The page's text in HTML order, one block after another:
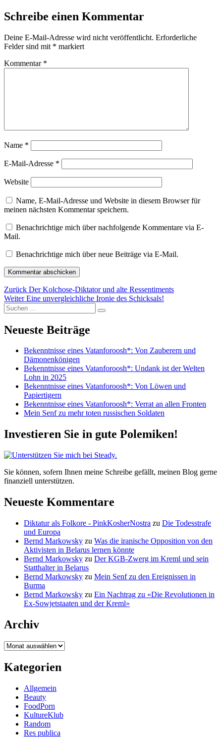
Schreibe einen Kommentar
Deine E-Mail-Adresse wird nicht veröffentlicht. Erforderliche
Felder sind mit * markiert
Kommentar *
Name *
E-Mail-Adresse *
Website
Name, E-Mail-Adresse und Website in diesem Browser für
meinen nächsten Kommentar speichern.
Benachrichtige mich über nachfolgende Kommentare via E-
Mail.
Benachrichtige mich über neue Beiträge via E-Mail.
Beitragsnavigation
Zurück Vorheriger
Beitrag:
Der Kolchose-Diktator und alte Ressentiments
Weiter Nächster
Beitrag:
Eine unvergleichliche Ironie des Schicksals!
Suchen
nach:
Suchen
Neueste Beiträge
Bekenntnisse eines Vatanforoosh*: Von Zauberern und
Dämonenkönigen
Bekenntnisse eines Vatanforoosh*: Undank ist der Welten
Lohn in 2025
Bekenntnisse eines Vatanforoosh*: Von Löwen und
Papiertigern
Bekenntnisse eines Vatanforoosh*: Verrat an allen Fronten
Mein Senf zu mehr toten russischen Soldaten
Investieren Sie in gute Polemiken!
Sie können, sofern Ihnen meine Schreibe gefällt, meinen Blog gerne
finanziell unterstützen.
Neueste Kommentare
Diktatur als Folkore - PinkKosherNostra zu Die Todesstrafe
und Europa
Bernd Markowsky zu Was die iranische Opposition von den
Aktivisten in Belarus lernen könnte
Bernd Markowsky zu Der KGB-Zwerg im Kreml und sein
Statthalter in Belarus
Bernd Markowsky zu Mein Senf zu den Ereignissen in
Burma
Bernd Markowsky zu Ein Nachtrag zu «Die Revolutionen in
Ex-Sowjetstaaten und der Kreml»
Archiv
Archiv
Kategorien
Allgemein
Beauty
FoodPorn
KultureKlub
Random
Res publica